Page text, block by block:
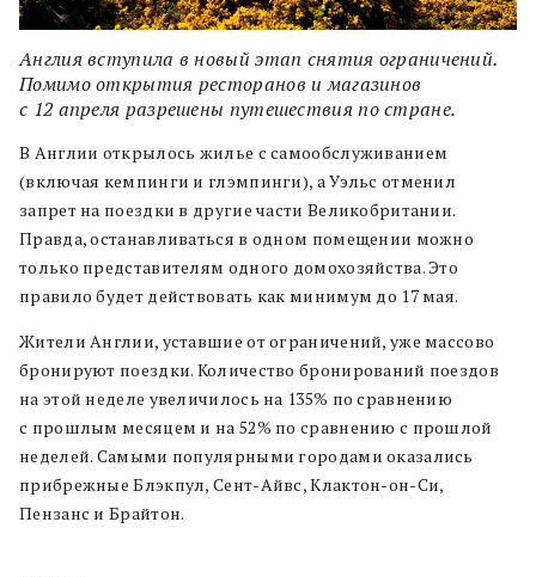
Англия вступила в новый этап снятия ограничений.
Помимо открытия ресторанов и магазинов
с 12 апреля разрешены путешествия по стране.
В Англии открылось жилье с самообслуживанием
(включая кемпинги и глэмпинги), а Уэльс отменил
запрет на поездки в другие части Великобритании.
Правда, останавливаться в одном помещении можно
только представителям одного домохозяйства. Это
правило будет действовать как минимум до 17 мая.
Жители Англии, уставшие от ограничений, уже массово
бронируют поездки. Количество бронирований поездов
на этой неделе увеличилось на 135% по сравнению
с прошлым месяцем и на 52% по сравнению с прошлой
неделей. Самыми популярными городами оказались
прибрежные Блэкпул, Сент-Айвс, Клактон-он-Си,
Пензанс и Брайтон.